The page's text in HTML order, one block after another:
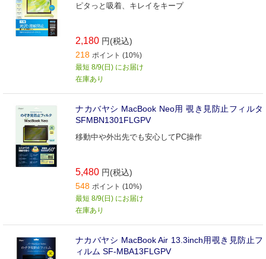
ピタっと吸着、キレイをキープ
2,180 円(税込)
218 ポイント (10%)
最短 8/9(日) にお届け
在庫あり
ナカバヤシ MacBook Neo用 覗き見防止フィルタ
SFMBN1301FLGPV
移動中や外出先でも安心してPC操作
5,480 円(税込)
548 ポイント (10%)
最短 8/9(日) にお届け
在庫あり
ナカバヤシ MacBook Air 13.3inch用覗き見防止フ
ィルム SF-MBA13FLGPV